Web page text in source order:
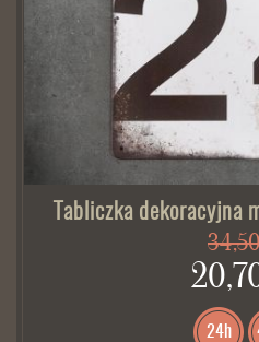
Tabliczka dekoracyjna
24h